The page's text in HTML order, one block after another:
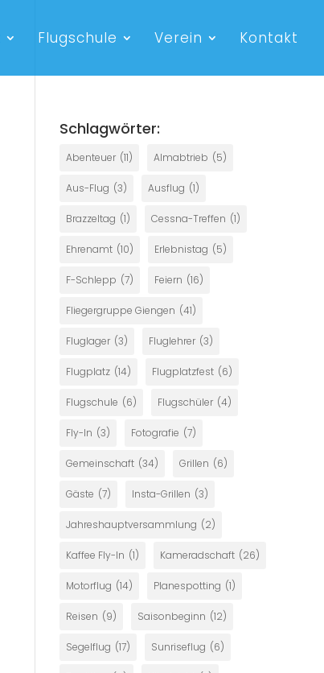
Flugschule Verein Kontakt
Schlagwörter:
Abenteuer (11) Almabtrieb (5)
Aus-Flug (3) Ausflug (1)
Brazzeltag (1) Cessna-Treffen (1)
Ehrenamt (10) Erlebnistag (5)
F-Schlepp (7) Feiern (16)
Fliegergruppe Giengen (41)
Fluglager (3) Fluglehrer (3)
Flugplatz (14) Flugplatzfest (6)
Flugschule (6) Flugschüler (4)
Fly-In (3) Fotografie (7)
Gemeinschaft (34) Grillen (6)
Gäste (7) Insta-Grillen (3)
Jahreshauptversammlung (2)
Kaffee Fly-In (1) Kameradschaft (26)
Motorflug (14) Planespotting (1)
Reisen (9) Saisonbeginn (12)
Segelflug (17) Sunriseflug (6)